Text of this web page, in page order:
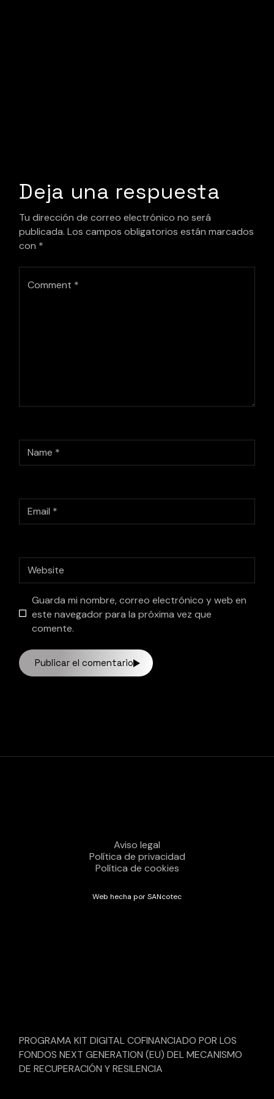
Deja una respuesta
Tu dirección de correo electrónico no será
publicada. Los campos obligatorios están marcados
con *
Guarda mi nombre, correo electrónico y web en
este navegador para la próxima vez que
comente.
Publicar el comentario
Aviso legal
Política de privacidad
Política de cookies
Web hecha por SANcotec
PROGRAMA KIT DIGITAL COFINANCIADO POR LOS
FONDOS NEXT GENERATION (EU) DEL MECANISMO
DE RECUPERACIÓN Y RESILENCIA